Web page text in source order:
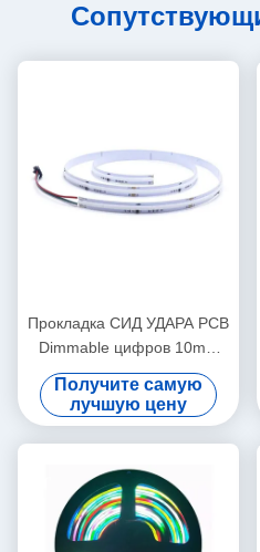
Прокладка СИД УДАРА PCB
Dimmable цифров 10mm
RGB с алюминиевым
профилем
Получите самую
лучшую цену